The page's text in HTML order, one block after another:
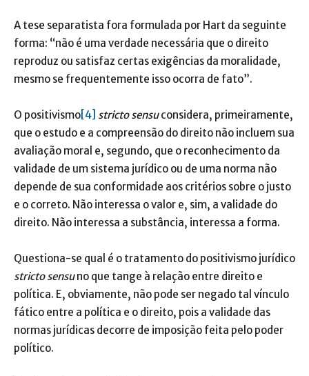
A tese separatista fora formulada por Hart da seguinte
forma: “não é uma verdade necessária que o direito
reproduz ou satisfaz certas exigências da moralidade,
mesmo se frequentemente isso ocorra de fato”.
O positivismo[4] stricto sensuconsidera, primeiramente,
que o estudo e a compreensão do direito não incluem sua
avaliação moral e, segundo, que o reconhecimento da
validade de um sistema jurídico ou de uma norma não
depende de sua conformidade aos critérios sobre o justo
e o correto. Não interessa o valor e, sim, a validade do
direito. Não interessa a substância, interessa a forma.
Questiona-se qual é o tratamento do positivismo jurídico
stricto sensuno que tange à relação entre direito e
política. E, obviamente, não pode ser negado tal vínculo
fático entre a política e o direito, pois a validade das
normas jurídicas decorre de imposição feita pelo poder
político.